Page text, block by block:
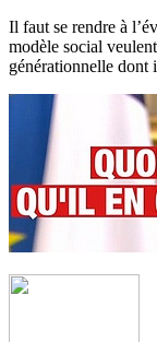
Il faut se rendre à
modèle social
générationnelle dont